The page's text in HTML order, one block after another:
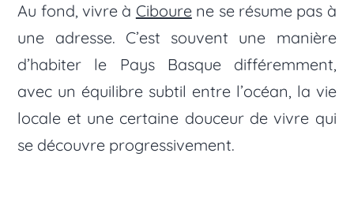
Au fond, vivre à Cibourene se résume pas à
une adresse. C’est souvent une manière
d’habiter le Pays Basque différemment,
avec un équilibre subtil entre l’océan, la vie
locale et une certaine douceur de vivre qui
se découvre progressivement.